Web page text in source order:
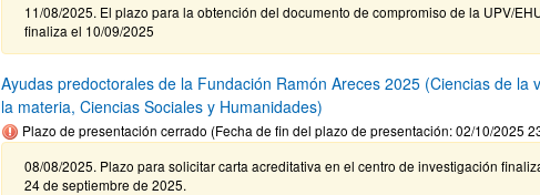
11/08/2025. El plazo para la obtención del documento de compromiso de la UPV/
finaliza el 10/09/2025
Ayudas predoctorales de la Fundación Ramón Areces 2025 (Ciencias de la
la materia, Ciencias Sociales y Humanidades)
Plazo de presentación cerrado (Fecha de fin del plazo de presentación: 02/10/2025
08/08/2025. Plazo para solicitar carta acreditativa en el centro de investigación
24 de septiembre de 2025.